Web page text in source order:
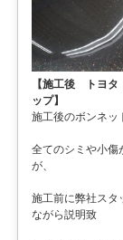
【施工後 トヨ
ップ】
施工後のボンネッ
全てのシミや小傷
が、
施工前に弊社スタ
ながら説明致